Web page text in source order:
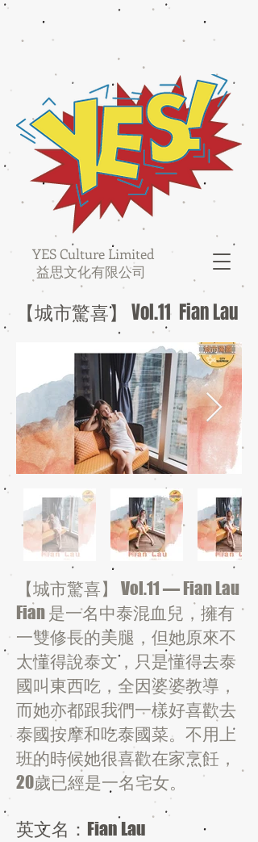
YES Culture Limited
益思文化有限公司
【城市驚喜】 Vol.11 Fian Lau
【城市驚喜】 Vol.11 — Fian Lau
Fian 是一名中泰混血兒，擁有
一雙修長的美腿，但她原來不
太懂得說泰文，只是懂得去泰
國叫東西吃，全因婆婆教導，
而她亦都跟我們一樣好喜歡去
泰國按摩和吃泰國菜。不用上
班的時候她很喜歡在家烹飪，
20歲已經是一名宅女。
英文名：Fian Lau